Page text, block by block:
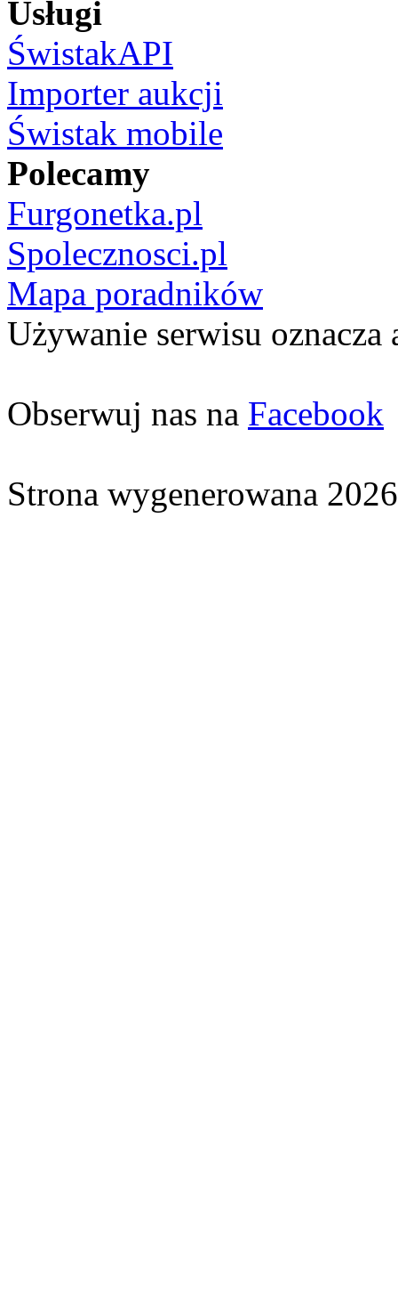
Usługi
ŚwistakAPI
Importer aukcji
Świstak mobile
Polecamy
Furgonetka.pl
Spolecznosci.pl
Mapa poradników
Używanie serwisu oznacza
Obserwuj nas na Facebook
Strona wygenerowana